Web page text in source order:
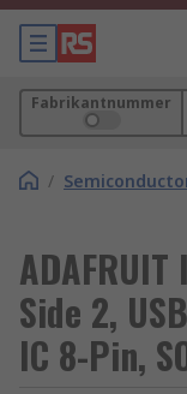
Fabrikantnummer
/
ADAFRUIT
Side 2,
IC 8-Pin,